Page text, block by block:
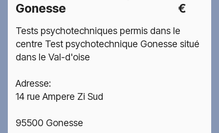
Gonesse
€
Tests psychotechniques permis dans le
centre Test psychotechnique Gonesse situé
dans le Val-d'oise
Adresse:
14 rue Ampere Zi Sud
95500 Gonesse